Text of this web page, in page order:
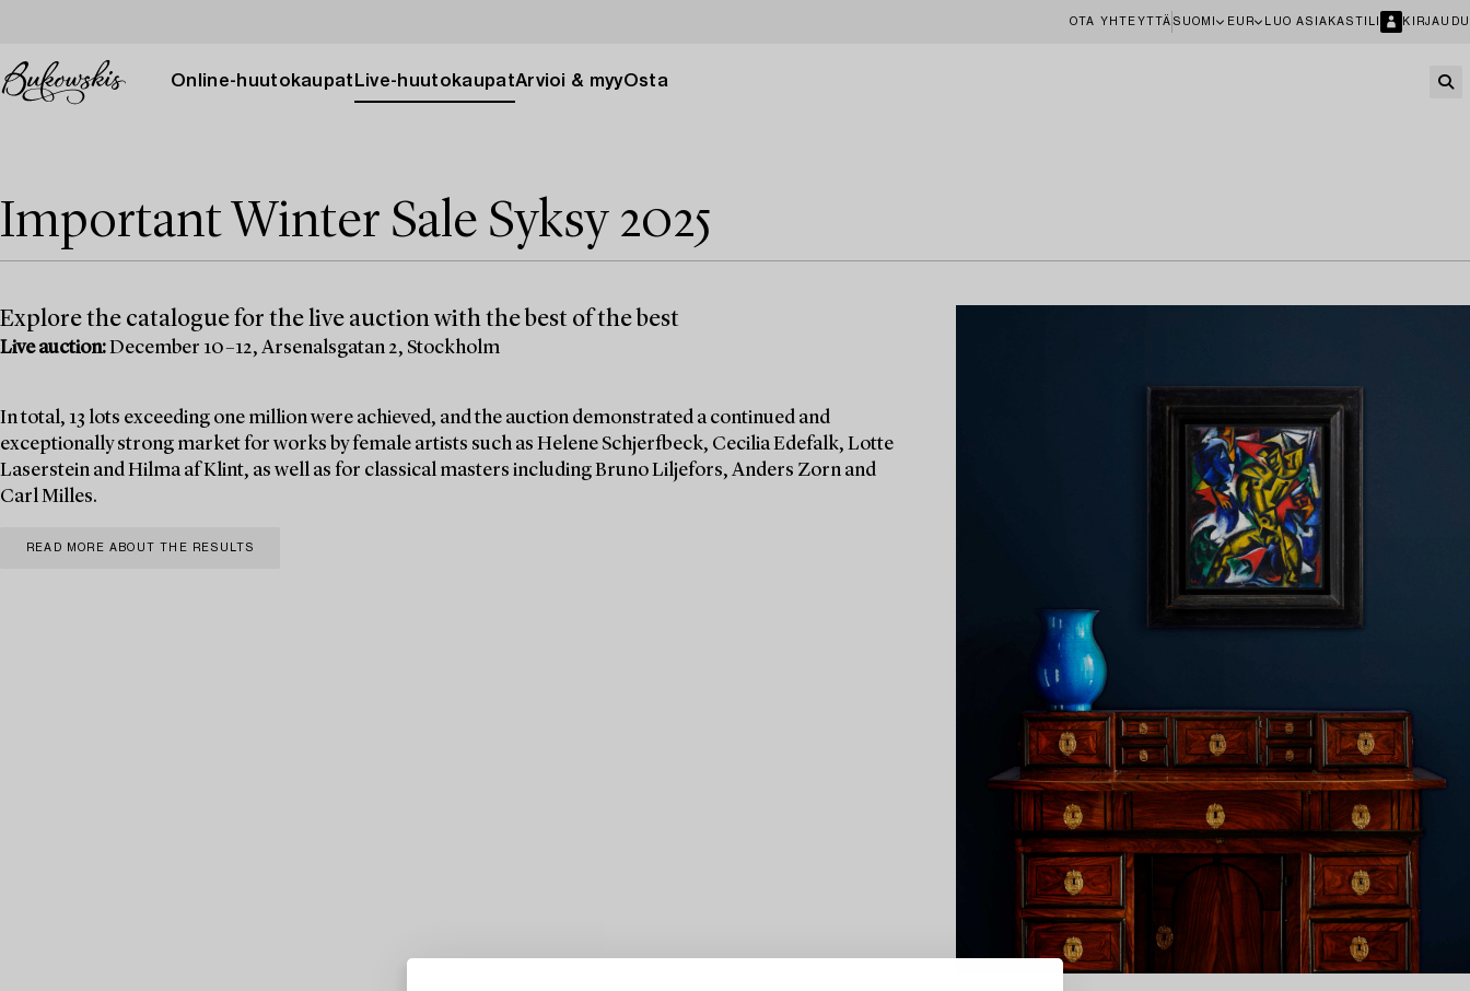
OTA YHTEYTTÄ SUOMI EUR LUO ASIAKASTILI KIRJAUDU
Online-huutokaupat Live-huutokaupatArvioi & myyOsta
Important Winter Sale Syksy 2025
Explore the catalogue for the live auction with the best of the best
Live auction:December 10–12, Arsenalsgatan 2, Stockholm
In total, 13 lots exceeding one million were achieved, and the auction demonstrated a continued and
exceptionally strong market for works by female artists such as Helene Schjerfbeck, Cecilia Edefalk, Lotte
Laserstein and Hilma af Klint, as well as for classical masters including Bruno Liljefors, Anders Zorn and
Carl Milles.
READ MORE ABOUT THE RESULTS